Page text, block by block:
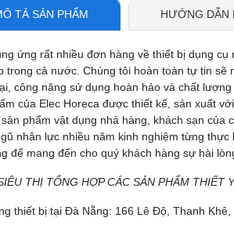
TẢ SẢN PHẨM HƯỚNG DẪN
ứng rất nhiều đơn hàng về thiết bị dụng
trong cả nước. Chúng tôi hoàn toàn tự tin
công năng sử dụng hoàn hảo và chất lượng
của Elec Horeca được thiết kế, sản xuất
phẩm vật dụng nhà hàng, khách sạn của
nhân lực nhiều năm kinh nghiệm từng
để mang đến cho quý khách hàng sự hài
THỊ TỔNG HỢP CÁC SẢN PHẨM THIẾT
thiết bị tại Đà Nẵng: 166 Lê Độ, Thanh Khê,